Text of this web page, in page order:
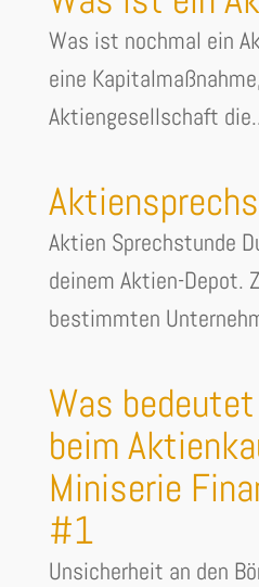
Was ist nochmal ein
eine
Aktiengesellschaft
Aktien Sprechstunde
deinem Aktien-Depot.
bestimmten
Was
beim
Miniserie
#1
Unsicherheit an den